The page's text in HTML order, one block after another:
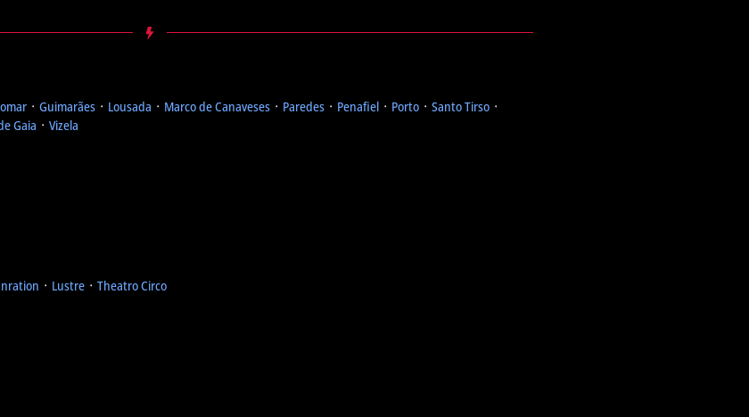
᛫ Guimarães ᛫ Lousada ᛫ Marco de Canaveses ᛫ Paredes ᛫ Penafiel ᛫ Porto ᛫ Santo Tirso ᛫
Gaia ᛫ Vizela
᛫ Lustre ᛫ Theatro Circo